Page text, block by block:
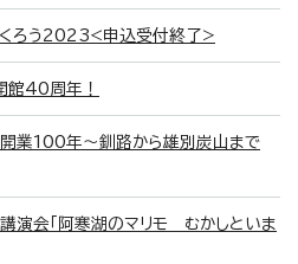
くろう2023<申込受付終了>
館40周年！
開業100年～釧路から雄別炭山まで
演会「阿寒湖のマリモ むかしといま